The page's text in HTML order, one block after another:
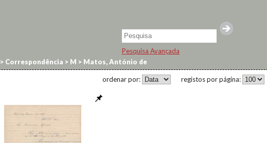
Pesquisa Avançada
> Correspondência > M > Matos, António de
registos por página:
ordenar por: